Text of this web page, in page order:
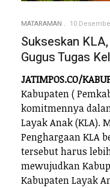
MATARAMAN 10
Sukseskan
Gugus Tugas
JATIMPOS.CO/
Kabupaten (
komitmennya
Layak Anak (KLA).
Penghargaan KLA
tersebut harus
mewujudkan
Kabupaten Layak